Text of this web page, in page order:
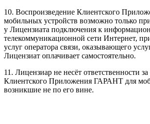
10. Воспроизведение Клиентского
мобильных устройств возможно только
у Лицензиата подключения к
телекоммуникационной сети Интернет,
услуг оператора связи, оказывающего
Лицензиат оплачивает самостоятельно.
11. Лицензиар не несёт ответственности
Клиентского Приложения ГАРАНТ для
возникшие не по его вине.